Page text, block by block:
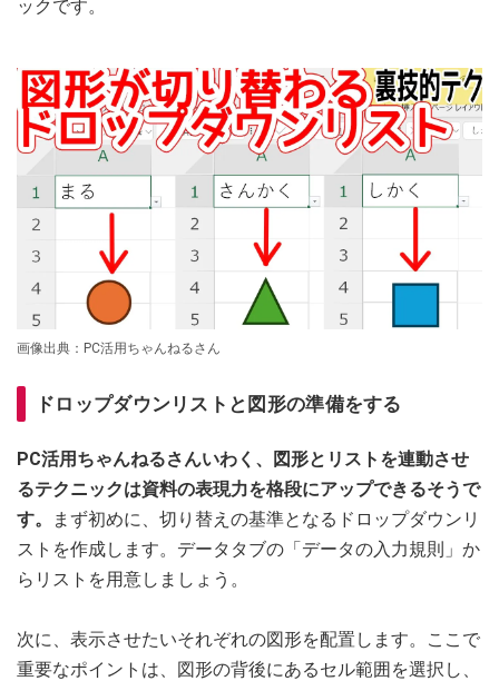
ックです。
画像出典：PC活用ちゃんねるさん
ドロップダウンリストと図形の準備をする
PC活用ちゃんねるさんいわく、図形とリストを連動させ
るテクニックは資料の表現力を格段にアップできるそうで
す。
まず初めに、切り替えの基準となるドロップダウンリ
ストを作成します。データタブの「データの入力規則」か
らリストを用意しましょう。
次に、表示させたいそれぞれの図形を配置します。ここで
重要なポイントは、図形の背後にあるセル範囲を選択し、